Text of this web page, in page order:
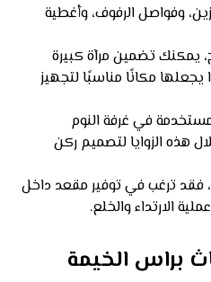
وفواصل الرفوف، وأغطية
يمكنك تضمين مرآة كبيرة
مكانًا مناسبًا لتجهيز
مستخدمة في غرفة النوم
هذه الزوايا لتصميم ركن
فقد ترغب في توفير مقعد داخل
الارتداء والخلع.
براس الخيمة